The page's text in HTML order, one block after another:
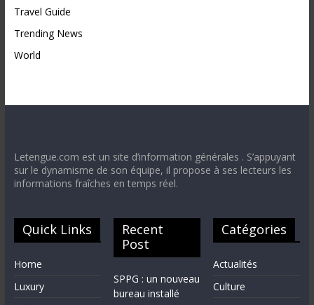
Travel Guide
Trending News
World
Letengue.com est un site d’information générales . S’appuyant
sur le dynamisme de son équipe, il propose à ses lecteurs les
informations fraîches en temps réel.
Quick Links
Home
Luxury
Recent
Post
SPPG : un nouveau
bureau installé
Catégories
Actualités
Culture